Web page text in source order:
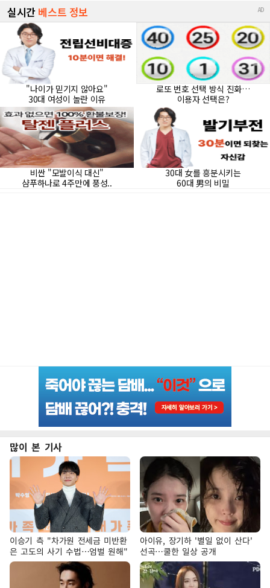
많이 본 기사
이승기 측 "차가원 전세금 미반환
은 고도의 사기 수법…엄벌 원해"
아이유, 장기하 '별일 없이 산다'
선곡…쿨한 일상 공개